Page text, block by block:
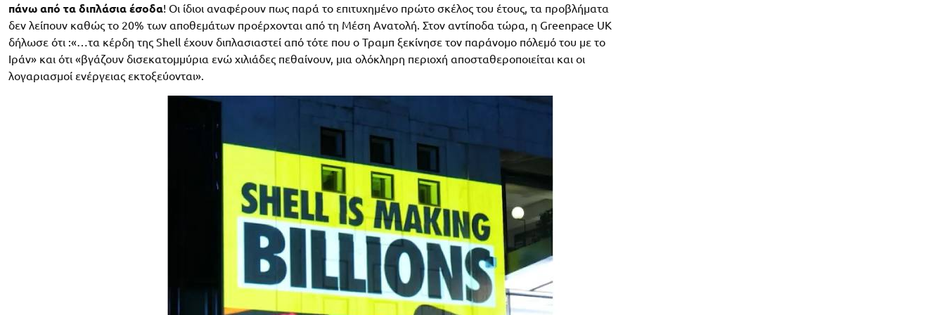
πάνω από τα διπλάσια έσοδα! Οι ίδιοι αναφέρουν πως παρά το επιτυχημένο πρώτο σκέλος του έτους, τα προβλήματα
δεν λείπουν καθώς το 20% των αποθεμάτων προέρχονται από τη Μέση Ανατολή. Στον αντίποδα τώρα, η Greenpace UK
δήλωσε ότι :«…τα κέρδη της Shell έχουν διπλασιαστεί από τότε που ο Τραμπ ξεκίνησε τον παράνομο πόλεμό του με το
Ιράν» και ότι «βγάζουν δισεκατομμύρια ενώ χιλιάδες πεθαίνουν, μια ολόκληρη περιοχή αποσταθεροποιείται και οι
λογαριασμοί ενέργειας εκτοξεύονται».